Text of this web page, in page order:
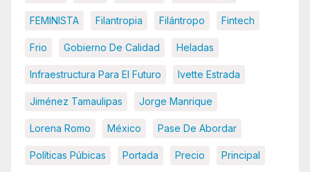
FEMINISTA Filantropia Filántropo Fintech
Frio Gobierno De Calidad Heladas
Infraestructura Para El Futuro Ivette Estrada
Jiménez Tamaulipas Jorge Manrique
Lorena Romo México Pase De Abordar
Políticas Púbicas Portada Precio Principal